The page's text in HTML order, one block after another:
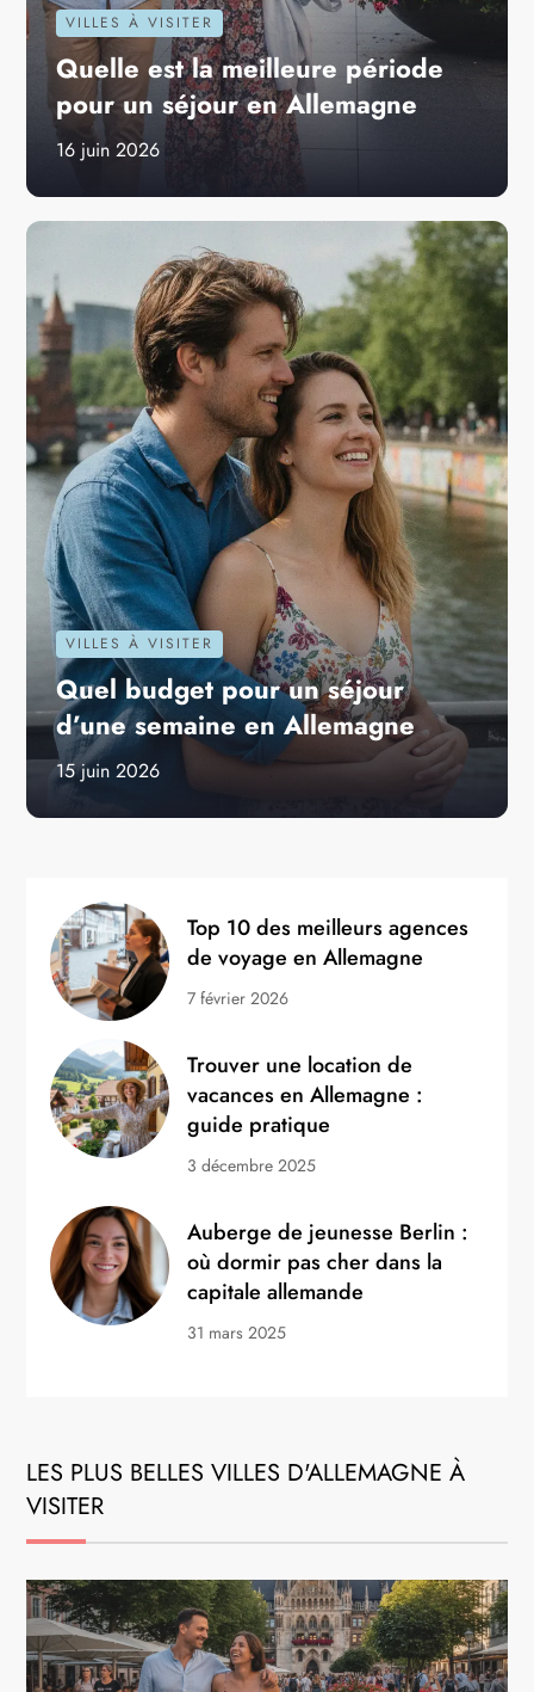
VILLES À VISITER
Quelle est la meilleure période
pour un séjour en Allemagne
16 juin 2026
VILLES À VISITER
Quel budget pour un séjour
d’une semaine en Allemagne
15 juin 2026
Top 10 des meilleurs agences
de voyage en Allemagne
7 février 2026
Trouver une location de
vacances en Allemagne :
guide pratique
3 décembre 2025
Auberge de jeunesse Berlin :
où dormir pas cher dans la
capitale allemande
31 mars 2025
LES PLUS BELLES VILLES D'ALLEMAGNE À
VISITER